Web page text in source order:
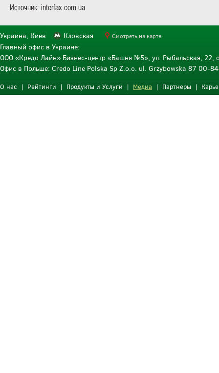
Источник: interfax.com.ua
Украина, Киев Кловская Смотреть на карте
Главный офис в Украине:
ООО «Кредо Лайн» Бизнес-центр «Башня №5», ул. Рыбальская, 22,
Офис в Польше: Credo Line Polska Sp Z.o.o. ul. Grzybowska 87 00-
О нас | Рейтинги | Продукты и Услуги | Медиа | Партнеры |